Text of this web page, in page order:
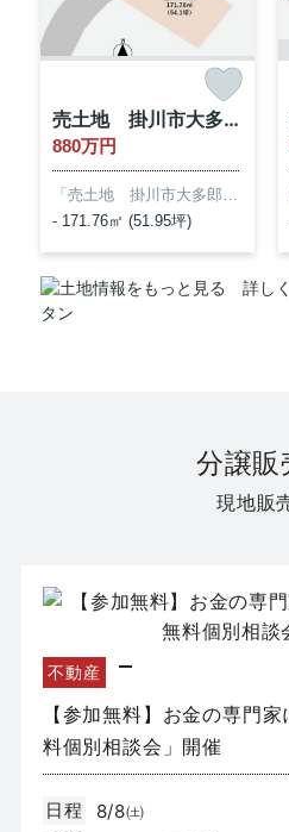
分譲販
現地販
不動産
【参加無料】お金の専門
料個別相談会」開催
日程
8/8㈯